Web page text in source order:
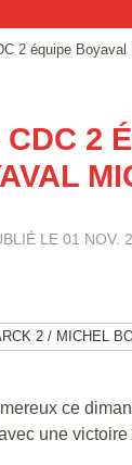
2 équipe Boyaval
CDC 2
LE 01 NOV.
2 / MICHEL
ce
une